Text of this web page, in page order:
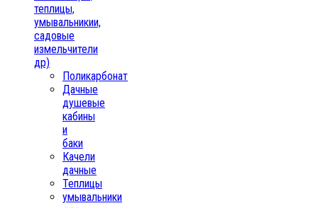
теплицы,
умывальникии,
садовые
измельчители
др)
Поликарбонат
Дачные
душевые
кабины
и
баки
Качели
дачные
Теплицы
умывальники